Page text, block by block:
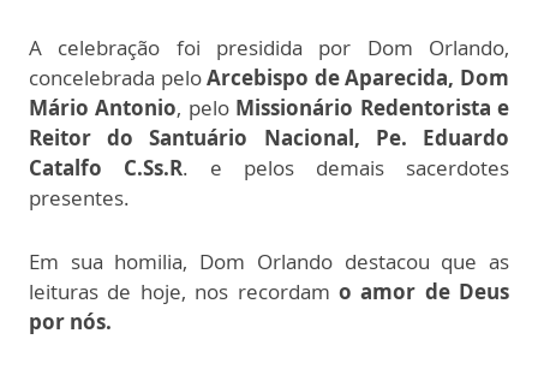
A celebração foi presidida por Dom Orlando,
concelebrada peloArcebispo de Aparecida, Dom
Mário Antonio, pelo Missionário Redentorista e
Reitor do Santuário Nacional, Pe. Eduardo
Catalfo C.Ss.R. e pelos demais sacerdotes
presentes.
Em sua homilia, Dom Orlando destacou que as
leituras de hoje, nos recordam o amor de Deus
por nós.